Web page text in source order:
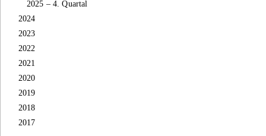
2025 – 4. Quartal
2024
2023
2022
2021
2020
2019
2018
2017